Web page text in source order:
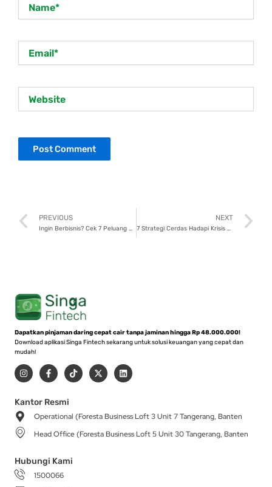
Prev
PREVIOUS
Ingin Berbisnis? Cek 7 Peluang Menjanjikan Ini!
NEXT
7 Strategi Cerdas Hadapi Krisis Keuangan Pribadi
Dapatkan pinjaman daring cepat cair tanpa jaminan hingga Rp 48.000.000!
Download aplikasi Singa Fintech sekarang untuk solusi keuangan yang cepat dan
mudah!
I
n
s
a
g
r
a
m
F
a
c
b
o
-
T
i
k
X
-
t
t
r
L
i
n
i
Kantor Resmi
Operational (Foresta Business Loft 3 Unit 7 Tangerang, Banten
Head Office (Foresta Business Loft 5 Unit 30 Tangerang, Banten
Hubungi Kami
1500066